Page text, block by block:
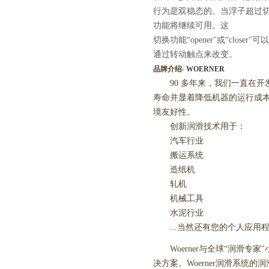
行为是双稳态的。当浮子超过
功能将继续可用。这
切换功能“opener"或“closer"可以
通过转动触点来改变。
品牌介绍- WOERNER
90 多年来，我们一直在开
寿命并显着降低机器的运行成
境友好性。
创新润滑技术用于：
汽车行业
搬运系统
造纸机
轧机
机械工具
水泥行业
...当然还有您的个人应用
Woerner与全球“润滑专家"
决方案。 Woerner润滑系统的润